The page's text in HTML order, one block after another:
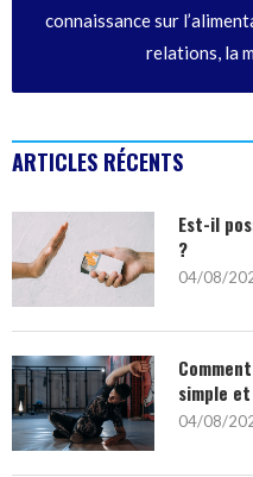
connaissance sur
relations, la
ARTICLES RÉCENTS
Est-il
?
04/08/
simple
04/08/